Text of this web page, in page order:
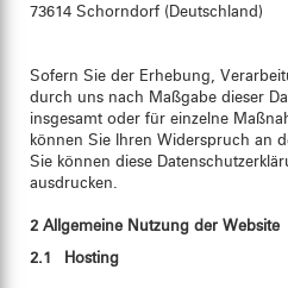
73614 Schorndorf (Deutschland)
Sofern Sie der Erhebung,
durch uns nach Maßgabe dieser
insgesamt oder für einzelne
können Sie Ihren Widerspruch an
Sie können diese
ausdrucken.
2 Allgemeine Nutzung der Website
2.1 Hosting